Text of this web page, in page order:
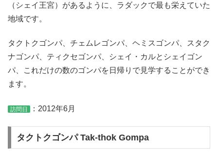
（シェイ王宮）があるように、ラダックで最も栄えていた
地域です。
タクトクゴンパ、チェムレゴンパ、ヘミスゴンパ、スタク
ナゴンパ、ティクセゴンパ、シェイ・カルとシェイゴン
パ、これだけの数のゴンパを日帰りで見学することができ
ます。
訪問日 ：2012年6月
タクトクゴンパ Tak-thok Gompa